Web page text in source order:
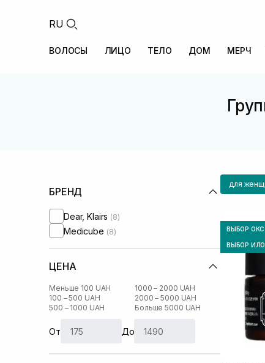
RU
ВОЛОСЫ ЛИЦО ТЕЛО ДОМ МЕРЧ
БРЕНД
Dear, Klairs (8)
Medicube (8)
ЦЕНА
Меньше 100 UAH
100 – 500 UAH
500 – 1000 UAH
1000 – 2000 UAH
2000 – 5000 UAH
Больше 5000 UAH
От До
для
ВЫБОР
ВЫБОР